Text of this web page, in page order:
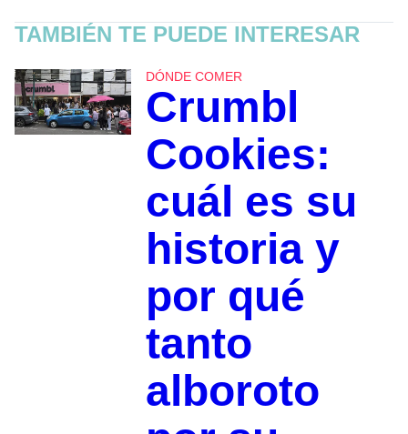
TAMBIÉN TE PUEDE INTERESAR
DÓNDE COMER
Crumbl
Cookies:
cuál es su
historia y
por qué
tanto
alboroto